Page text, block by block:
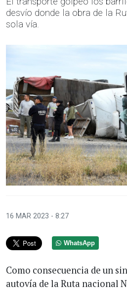
desvío donde la obra de la
sola vía.
16 MAR 2023 - 8:27
WhatsApp
Como consecuencia de un
autovía de la Ruta nacional